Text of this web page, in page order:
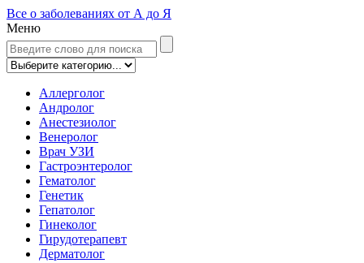
Все о заболеваниях от А до Я
Меню
Аллерголог
Андролог
Анестезиолог
Венеролог
Врач УЗИ
Гастроэнтеролог
Гематолог
Генетик
Гепатолог
Гинеколог
Гирудотерапевт
Дерматолог